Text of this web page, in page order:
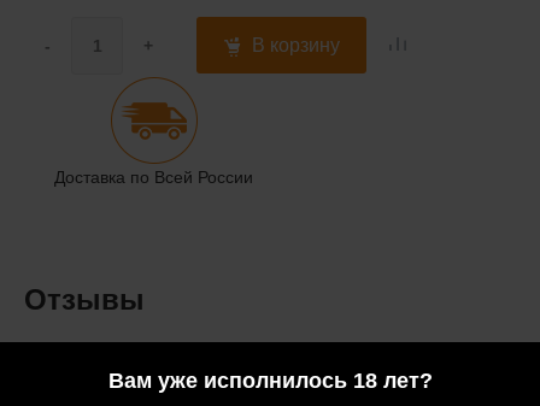
Вам уже исполнилось 18 лет?
- + В корзину
Доставка по Всей России
Отзывы